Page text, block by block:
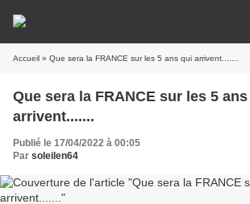
Accueil » Que sera la FRANCE sur les 5 ans qui arrivent.......
Que sera la FRANCE sur les 5
arrivent.......
Publié le 17/04/2022 à 00:05
Par soleilen64